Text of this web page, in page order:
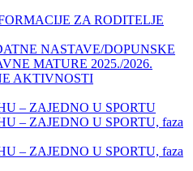
ZA RODITELJE
NASTAVE/DOPUNSKE
MATURE 2025./2026.
AKTIVNOSTI
– ZAJEDNO U SPORTU
– ZAJEDNO U SPORTU, faza
– ZAJEDNO U SPORTU, faza